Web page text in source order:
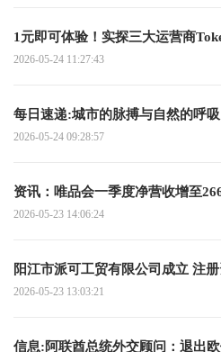
1元即可体验！实探三大运营商
2026-05-24 11:27:43
每日速递:城市的脉搏与自然的呼
2026-05-24 09:28:57
资讯：唯品会一季度净营收增至
2026-05-23 14:06:24
阳江市派可工贸有限公司成立 注
2026-05-23 13:03:21
信息:阿联酋总统外交顾问：退出